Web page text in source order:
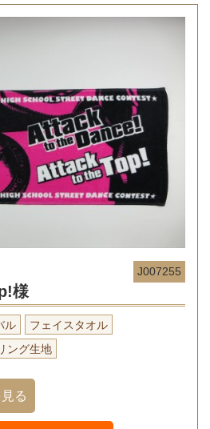
J007255
様
ル
フェイスタオル
ング生地
る